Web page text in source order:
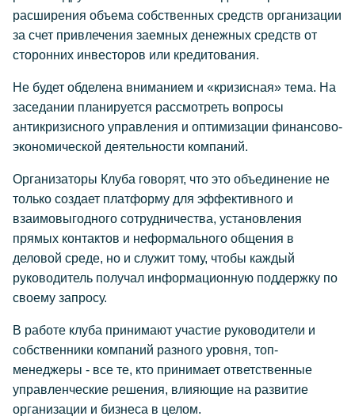
расширения объема собственных средств организации
за счет привлечения заемных денежных средств от
сторонних инвесторов или кредитования.
Не будет обделена вниманием и «кризисная» тема. На
заседании планируется рассмотреть вопросы
антикризисного управления и оптимизации финансово-
экономической деятельности компаний.
Организаторы Клуба говорят, что это объединение не
только создает платформу для эффективного и
взаимовыгодного сотрудничества, установления
прямых контактов и неформального общения в
деловой среде, но и служит тому, чтобы каждый
руководитель получал информационную поддержку по
своему запросу.
В работе клуба принимают участие руководители и
собственники компаний разного уровня, топ-
менеджеры - все те, кто принимает ответственные
управленческие решения, влияющие на развитие
организации и бизнеса в целом.